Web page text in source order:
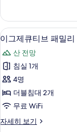
신
규
리
노
베
이
션
사
진
티
브
트
윈
-
신
리
노
베
이
션
이
그
제
큐
티
브
패
밀
6
이그제큐티브 패밀
산 전망
침실 1개
4명
더블침대 2개
무료 WiFi
자세히 보기
이